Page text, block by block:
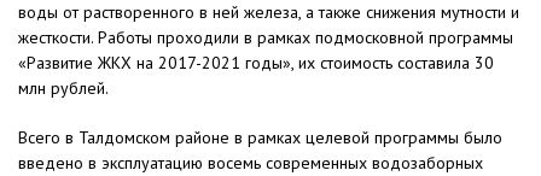
воды от растворенного в ней железа, а также снижения мутности и
жесткости. Работы проходили в рамках подмосковной программы
«Развитие ЖКХ на 2017-2021 годы», их стоимость составила 30
млн рублей.
Всего в Талдомском районе в рамках целевой программы было
введено в эксплуатацию восемь современных водозаборных